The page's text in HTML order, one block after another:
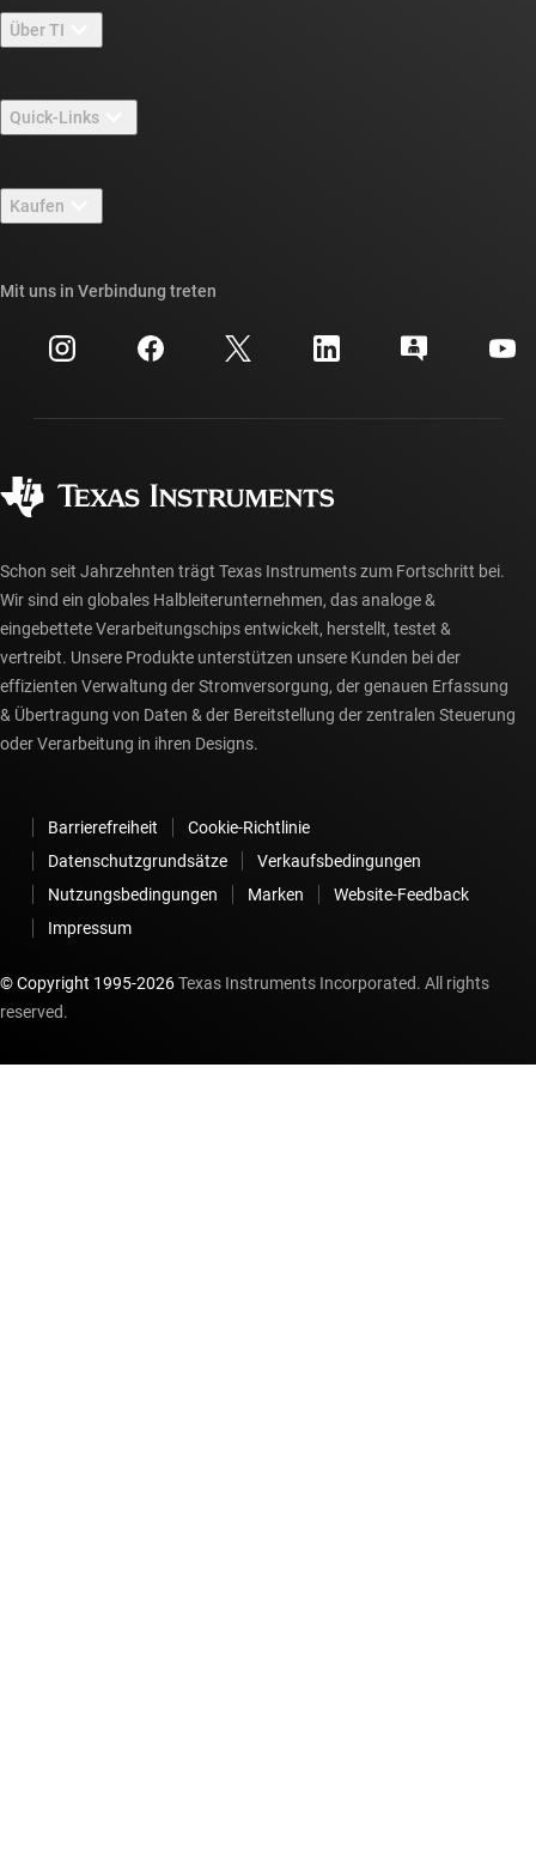
Über TI
Stellenangebote
Newsroom
Veranstaltungen
Investorenbeziehungen
Quick-Links
TI E2E™-Design-Support-Foren
Querverweis-Suche
Kundensupportzentrum
myTI-Konto FAQs
Kaufen
Häufig gestellte Fragen zu Bestellungen
Mit uns in Verbindung treten
Schon seit Jahrzehnten trägt Texas Instruments zum Fortschritt bei.
Wir sind ein globales Halbleiterunternehmen, das analoge &
eingebettete Verarbeitungschips entwickelt, herstellt, testet &
vertreibt. Unsere Produkte unterstützen unsere Kunden bei der
effizienten Verwaltung der Stromversorgung, der genauen Erfassung
& Übertragung von Daten & der Bereitstellung der zentralen Steuerung
oder Verarbeitung in ihren Designs.
Barrierefreiheit
Cookie-Richtlinie
Datenschutzgrundsätze
Verkaufsbedingungen
Nutzungsbedingungen
Marken
Website-Feedback
Impressum
© Copyright 1995-2026Texas Instruments Incorporated. All rights
reserved.